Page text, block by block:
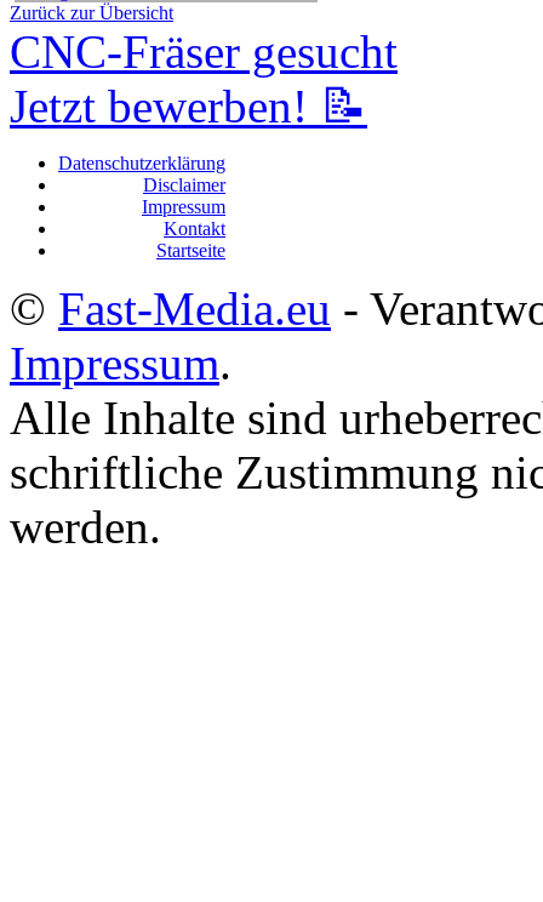
Zurück zur Übersicht
CNC-Fräser gesucht
Jetzt bewerben! 📝
Datenschutzerklärung
Disclaimer
Impressum
Kontakt
Startseite
© Fast-Media.eu -
Impressum.
Alle Inhalte sind
schriftliche Zustimmung
werden.